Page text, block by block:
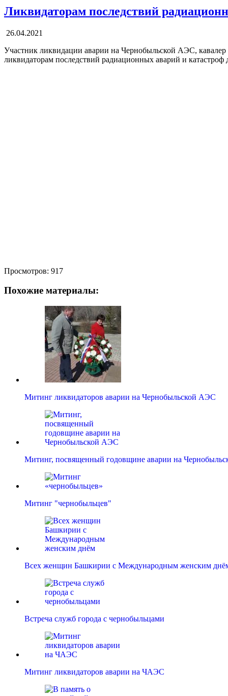
Ликвидаторам последствий
26.04.2021
Участник ликвидации аварии на Чернобыльской АЭС,
ликвидаторам последствий радиационных аварий и катастроф
Просмотров: 917
Похожие материалы:
Митинг ликвидаторов аварии на Чернобыльской АЭС
Митинг, посвященный годовщине аварии на
Митинг "чернобыльцев"
Всех женщин Башкирии с Международным женским
Встреча служб города с чернобыльцами
Митинг ликвидаторов аварии на ЧАЭС